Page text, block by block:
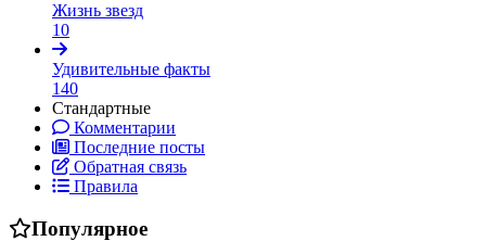
Жизнь звезд
10
Удивительные факты
140
Стандартные
Комментарии
Последние посты
Обратная связь
Правила
Популярное